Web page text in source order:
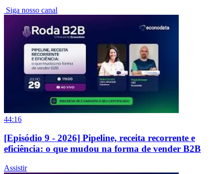
Siga nosso canal
44:16
[Episódio 9 - 2026] Pipeline, receita recorrente e
eficiência: o que mudou na forma de vender B2B
Assistir